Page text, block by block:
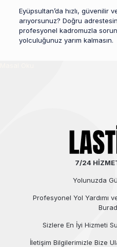
Eyüpsultan’da hızlı, güvenilir
arıyorsunuz? Doğru
profesyonel kadromuzla
yolculuğunuz yarım kalmasın.
7/24
Yolunuzda
Profesyonel Yol Yardımı
Sizlere En İyi Hizmeti
İletişim Bilgilerimizle Bize